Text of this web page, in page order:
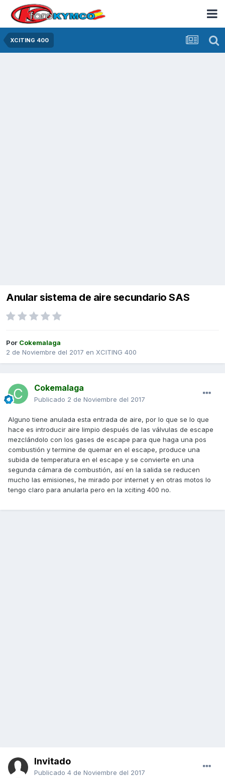
XCITING 400
Anular sistema de aire secundario SAS
Por Cokemalaga
2 de Noviembre del 2017 en XCITING 400
Cokemalaga
Publicado 2 de Noviembre del 2017
Alguno tiene anulada esta entrada de aire, por lo que se lo que
hace es introducir aire limpio después de las válvulas de escape
mezclándolo con los gases de escape para que haga una pos
combustión y termine de quemar en el escape, produce una
subida de temperatura en el escape y se convierte en una
segunda cámara de combustión, así en la salida se reducen
mucho las emisiones, he mirado por internet y en otras motos lo
tengo claro para anularla pero en la xciting 400 no.
Invitado
Publicado 4 de Noviembre del 2017